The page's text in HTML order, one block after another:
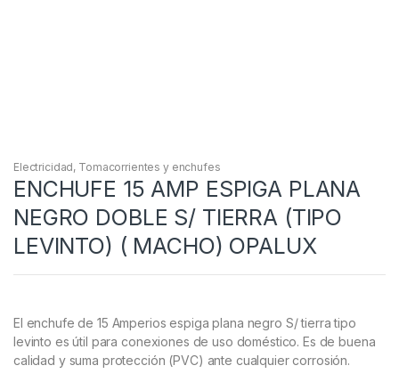
Electricidad, Tomacorrientes y enchufes
ENCHUFE 15 AMP ESPIGA PLANA
NEGRO DOBLE S/ TIERRA (TIPO
LEVINTO) ( MACHO) OPALUX
El enchufe de 15 Amperios espiga plana negro S/ tierra tipo
levinto es útil para conexiones de uso doméstico. Es de buena
calidad y suma protección (PVC) ante cualquier corrosión.